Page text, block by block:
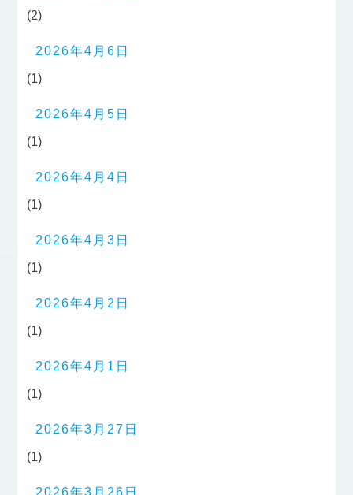
(2)
2026年4月6日
(1)
2026年4月5日
(1)
2026年4月4日
(1)
2026年4月3日
(1)
2026年4月2日
(1)
2026年4月1日
(1)
2026年3月27日
(1)
2026年3月26日